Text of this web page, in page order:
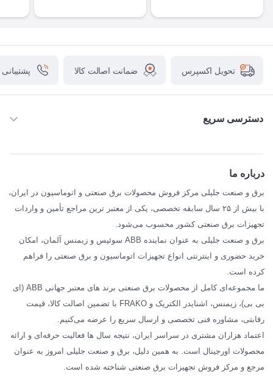
تحویل اکسپرس ضمانت اصالت کالا
دسترسی سریع
SCHNEIDER
فراکو FRAKO
مقالات تخصصی برق صنعتی
درباره ما
برق و صنعت جلیلی مرکز فروش محصولات برق صنعتی و اتوماسیون در ایران،
با بیش از ۲۵ سال سابقه تخصصی، یکی از معتبر ترین مراجع تأمین و واردات
تجهیزات برق صنعتی کشور محسوب می‌شود.
برق و صنعت جلیلی به عنوان نماینده ABB سوئیس و زیمنس آلمان، امکان
خرید حضوری و اینترنتی انواع تجهیزات اتوماسیون و برق صنعتی را فراهم
کرده است.
ما مجموعه‌ای کامل از محصولات برق صنعتی برند های معتبر جهانی ABB (ای
بی بی)، زیمنس، اشنایدر الکتریک و FRAKO با تضمین اصالت کالا، قیمت
رقابتی، مشاوره فنی تخصصی و ارسال سریع را عرضه می‌کنیم.
اعتماد هزاران مشتری در سراسر ایران، نتیجه سال ها فعالیت حرفه‌ای و ارائه
محصولات اورجینال است. به همین دلیل، برق و صنعت جلیلی امروز به عنوان
مرجع و مرکز فروش تجهیزات برق صنعتی شناخته شده است.